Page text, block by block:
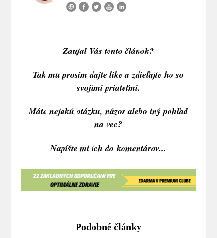
Zaujal Vás tento článok?
Tak mu prosím dajte like a zdieľajte ho so
svojimi priateľmi.
Máte nejakú otázku, názor alebo iný pohľad
na vec?
Napíšte mi ich do komentárov...
Podobné články